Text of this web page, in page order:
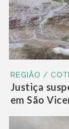
REGIÃO /
Justiça
em São